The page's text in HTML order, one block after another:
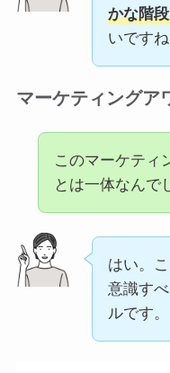
かな階
いですね
マーケティングア
このマーケティ
とは一体なんで
はい。
意識す
ルです。